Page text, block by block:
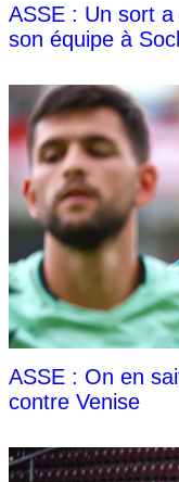
ASSE : Un sort
son équipe à
ASSE : On en
contre Venise